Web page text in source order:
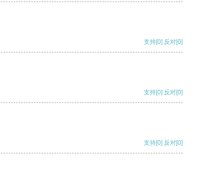
支持[0] 反对[0]
支持[0] 反对[0]
支持[0] 反对[0]